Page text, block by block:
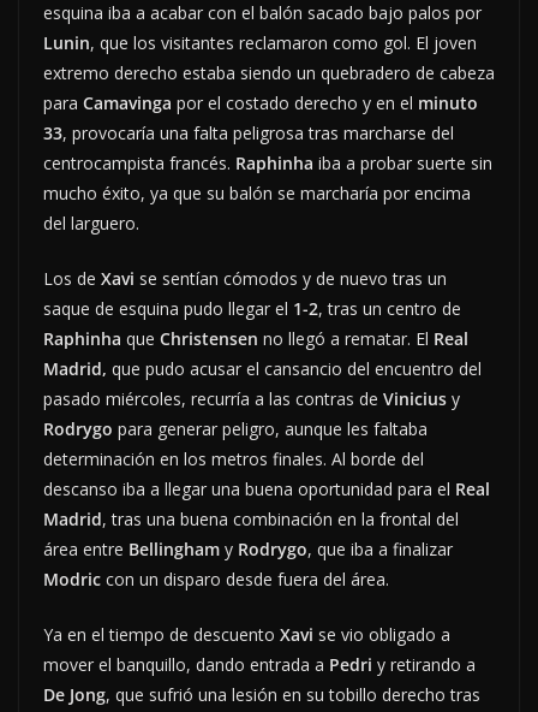
esquina iba a acabar con el balón sacado bajo palos por
Lunin, que los visitantes reclamaron como gol. El joven
extremo derecho estaba siendo un quebradero de cabeza
para Camavinga por el costado derecho y en el minuto
33, provocaría una falta peligrosa tras marcharse del
centrocampista francés. Raphinha iba a probar suerte sin
mucho éxito, ya que su balón se marcharía por encima
del larguero.
Los de Xavi se sentían cómodos y de nuevo tras un
saque de esquina pudo llegar el 1-2, tras un centro de
Raphinha que Christensen no llegó a rematar. El Real
Madrid, que pudo acusar el cansancio del encuentro del
pasado miércoles, recurría a las contras de Vinicius y
Rodrygo para generar peligro, aunque les faltaba
determinación en los metros finales. Al borde del
descanso iba a llegar una buena oportunidad para el Real
Madrid, tras una buena combinación en la frontal del
área entre Bellingham y Rodrygo, que iba a finalizar
Modric con un disparo desde fuera del área.
Ya en el tiempo de descuento Xavi se vio obligado a
mover el banquillo, dando entrada a Pedri y retirando a
De Jong, que sufrió una lesión en su tobillo derecho tras